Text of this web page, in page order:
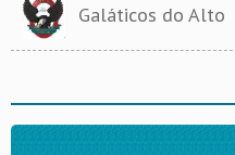
Galáticos do Alto